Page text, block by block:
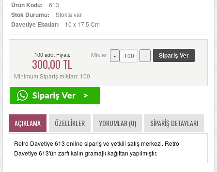
Ürün Kodu: 613
Stok Durumu: Stokta var
Davetiye Ebatları 10 x 17.5 Cm
100 adet Fiyatı:
300,00 TL
Minimum Sipariş miktarı: 100
Miktar:
AÇIKLAMA ÖZELLIKLER YORUMLAR (0) SIPARIŞ DETAYLARI
Retro Davetiye 613 online sipariş ve yetkili satış merkezi. Retro
Davetiye 613'ün zarfı kalın gramajlı kağıttan yapılmıştır.